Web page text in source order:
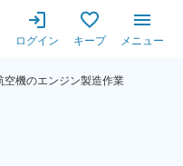
ログイン キープ メニュー
空機のエンジン製造作業
製造作業